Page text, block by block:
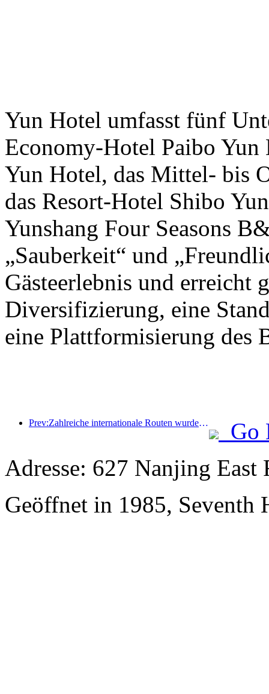
Yun Hotel umfasst fünf
Economy-Hotel Paibo
Yun Hotel, das Mittel- bis
das Resort-Hotel Shibo
Yunshang Four Seasons
„Sauberkeit“ und
Gästeerlebnis und erreicht
Diversifizierung, eine
eine Plattformisierung des
Prev:Zahlreiche internationale Routen wurden kürzlich eröffnet und ausgebaut
Go
Adresse: 627 Nanjing
Geöffnet in 1985, Seventh